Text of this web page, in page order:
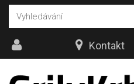
Kontakt